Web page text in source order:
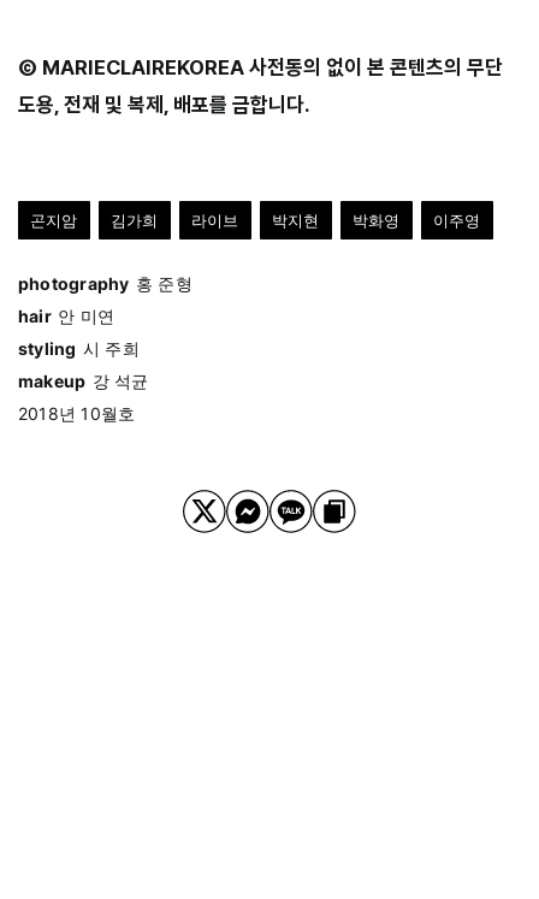
Ⓒ MARIECLAIREKOREA 사전동의 없이 본 콘텐츠의 무단
도용, 전재 및 복제, 배포를 금합니다.
곤지암 김가희 라이브 박지현 박화영 이주영
photography 홍 준형
hair 안 미연
styling 시 주희
makeup 강 석균
2018년 10월호